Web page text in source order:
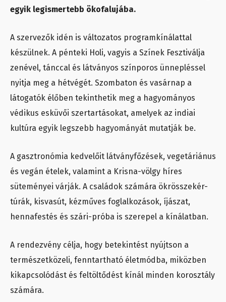
egyik legismertebb ökofalujába.
A szervezők idén is változatos programkínálattal
készülnek. A pénteki Holi, vagyis a Színek Fesztiválja
zenével, tánccal és látványos színporos ünnepléssel
nyitja meg a hétvégét. Szombaton és vasárnap a
látogatók élőben tekinthetik meg a hagyományos
védikus esküvői szertartásokat, amelyek az indiai
kultúra egyik legszebb hagyományát mutatják be.
A gasztronómia kedvelőit látványfőzések, vegetáriánus
és vegán ételek, valamint a Krisna-völgy híres
süteményei várják. A családok számára ökrösszekér-
túrák, kisvasút, kézműves foglalkozások, íjászat,
hennafestés és szári-próba is szerepel a kínálatban.
A rendezvény célja, hogy betekintést nyújtson a
természetközeli, fenntartható életmódba, miközben
kikapcsolódást és feltöltődést kínál minden korosztály
számára.